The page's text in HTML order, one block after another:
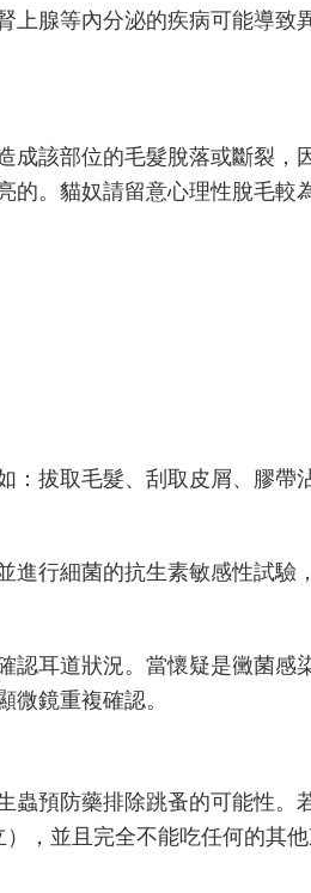
腺等內分泌的疾病可能導致
該部位的毛髮脫落或斷裂，
。貓奴請留意心理性脫毛較
拔取毛髮、刮取皮屑、膠帶
行細菌的抗生素敏感性試驗
耳道狀況。當懷疑是黴菌感
鏡重複確認。
預防藥排除跳蚤的可能性。
，並且完全不能吃任何的其